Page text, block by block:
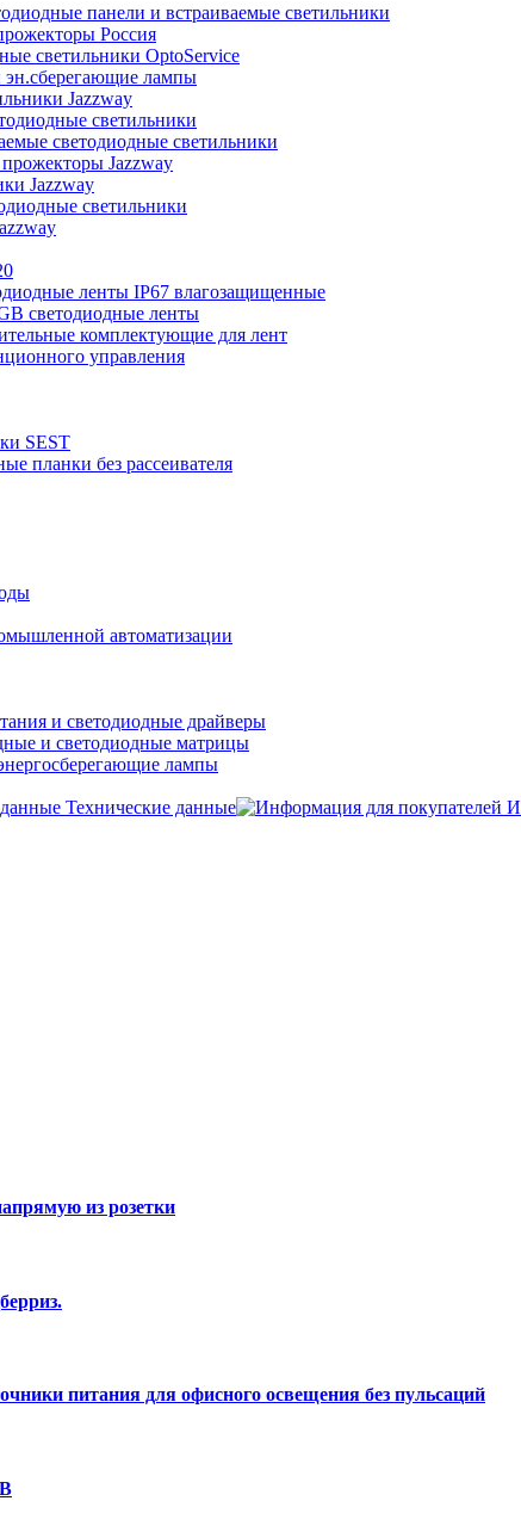
панели и встраиваемые светильники
Россия
светильники OptoService
лампы
Jazzway
светильники
светодиодные светильники
Jazzway
Jazzway
светильники
ленты IP67 влагозащищенные
светодиодные ленты
комплектующие для лент
управления
SEST
планки без рассеивателя
автоматизации
и светодиодные драйверы
и светодиодные матрицы
лампы
Технические данные
из розетки
питания для офисного освещения без пульсаций